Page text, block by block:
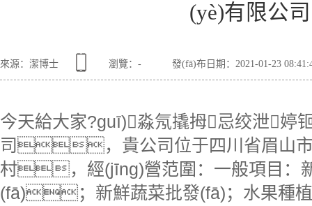
(yè)有限公司
來源：潔博士 瀏覽： - 發(fā)布日期：2021-01-23
今天給大家?guī)淼氖撬拇忌绞泄婷
司，貴公司位于四川省眉山市
村，經(jīng)營范圍：一般項目：
(fā)；新鮮蔬菜批發(fā)；水果種